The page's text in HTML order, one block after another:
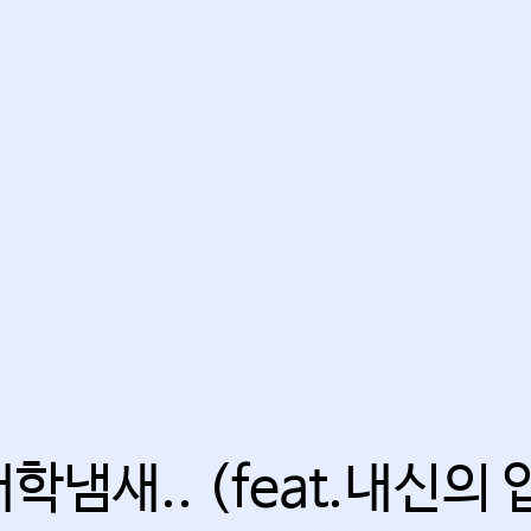
학냄새.. (feat.내신의